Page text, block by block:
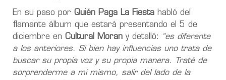
En su paso por Quién Paga La Fiesta habló del
flamante álbum que estará presentando el 5 de
diciembre en Cultural Moran y detalló:
“es diferente
a los anteriores. Si bien hay influencias uno trata de
buscar su propia voz y su propia manera. Traté de
sorprenderme a mí mismo, salir del lado de la